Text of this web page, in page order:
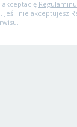
akceptację
nie akceptujesz